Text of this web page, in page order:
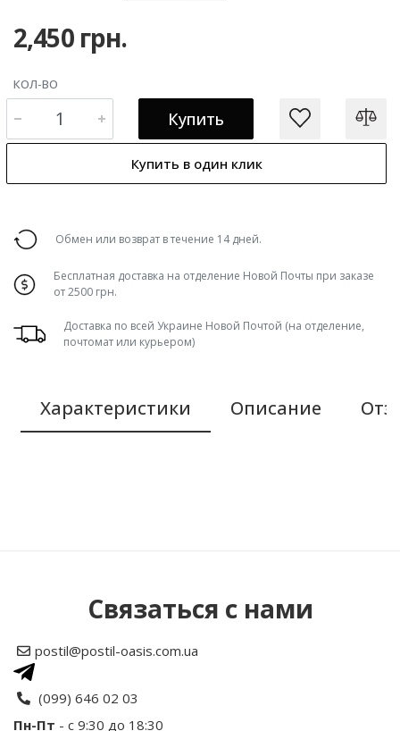
2,450 грн.
КОЛ-ВО
Купить
Купить в один клик
Обмен или возврат в течение 14 дней.
Бесплатная доставка на отделение Новой Почты при заказе
от 2500 грн.
Доставка по всей Украине Новой Почтой (на отделение,
почтомат или курьером)
Характеристики Описание
Размер и комплектация стандартного
опции, при заказе напишите в
Связаться с нами
postil@postil-oasis.com.ua
(099) 646 02 03
Пн-Пт - с 9:30 до 18:30